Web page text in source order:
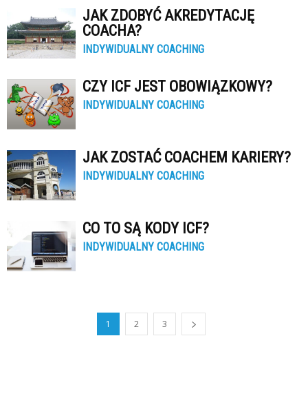
JAK ZDOBYĆ AKREDYTACJĘ
COACHA?
INDYWIDUALNY COACHING
CZY ICF JEST OBOWIĄZKOWY?
INDYWIDUALNY COACHING
JAK ZOSTAĆ COACHEM KARIERY?
INDYWIDUALNY COACHING
CO TO SĄ KODY ICF?
INDYWIDUALNY COACHING
1 2 3